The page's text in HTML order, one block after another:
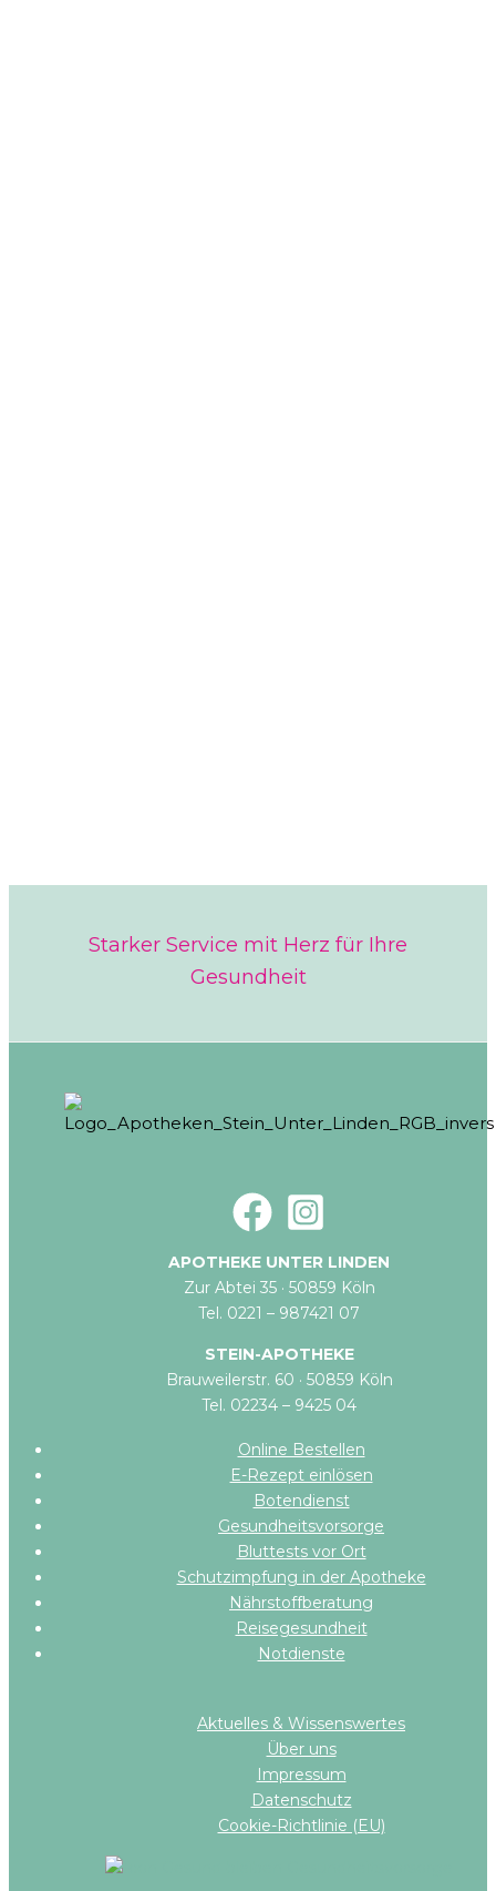
Starker Service mit Herz für Ihre
Gesundheit
APOTHEKE UNTER LINDEN
Zur Abtei 35 · 50859 Köln
Tel. 0221 – 987421 07
STEIN-APOTHEKE
Brauweilerstr. 60 · 50859 Köln
Tel. 02234 – 9425 04
Online Bestellen
E-Rezept einlösen
Botendienst
Gesundheitsvorsorge
Bluttests vor Ort
Schutzimpfung in der Apotheke
Nährstoffberatung
Reisegesundheit
Notdienste
Aktuelles & Wissenswertes
Über uns
Impressum
Datenschutz
Cookie-Richtlinie (EU)